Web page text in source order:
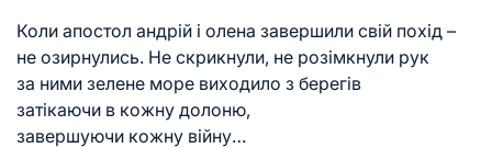
Коли апостол андрій і олена завершили свій похід –
не озирнулись. Не скрикнули, не розімкнули рук
за ними зелене море виходило з берегів
затікаючи в кожну долоню,
завершуючи кожну війну…